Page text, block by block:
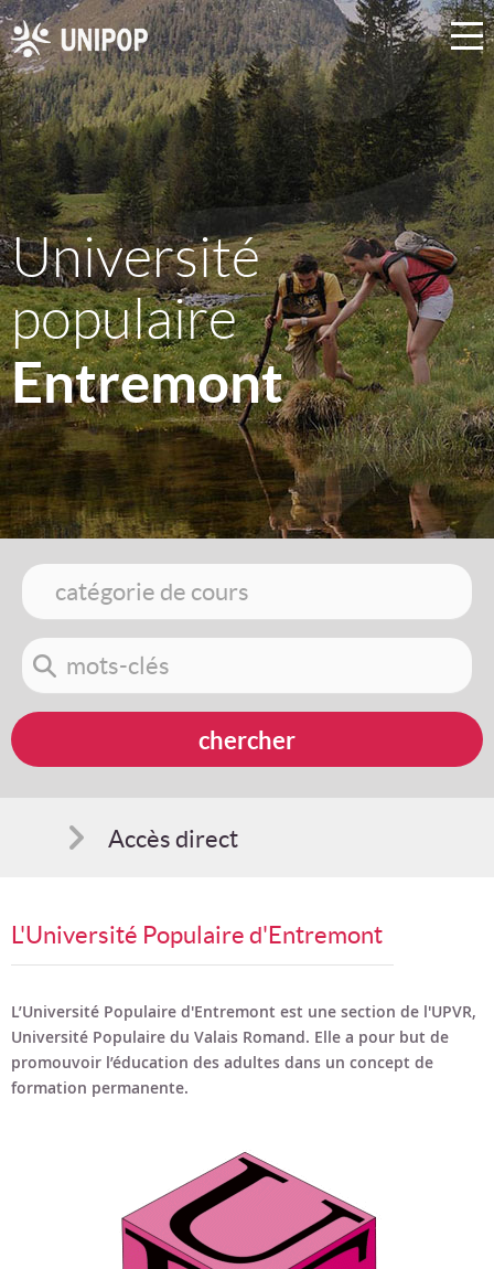
Université
populaire
Entremont
Accès direct
Suggestions
Bon cadeau
Programme en PDF
L'Université Populaire d'Entremont
L’Université Populaire d'Entremont est une section de l'UPVR,
Université Populaire du Valais Romand. Elle a pour but de
promouvoir l’éducation des adultes dans un concept de
formation permanente.